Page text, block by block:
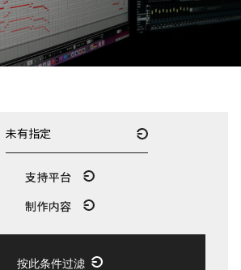
支持平台
制作内容
按此条件过滤